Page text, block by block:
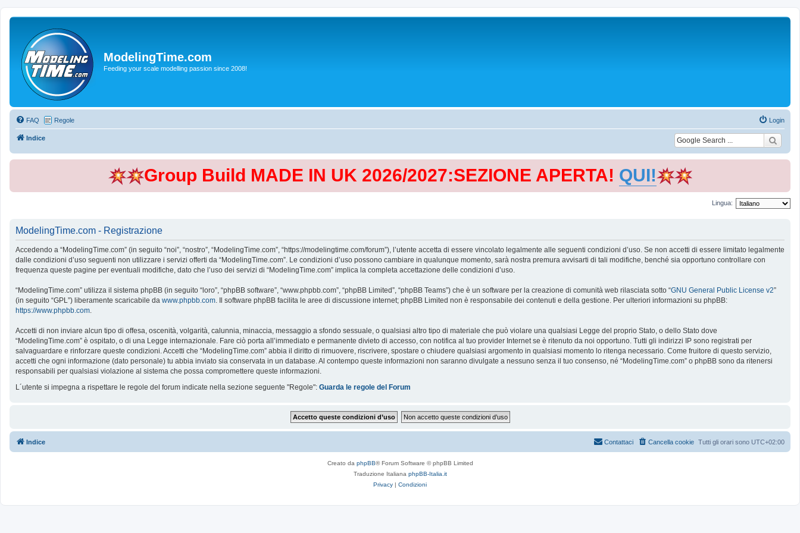
ModelingTime.com
Feeding your scale modelling passion since 2008!
FAQ Regole Login
Indice
Group Build MADE IN UK 2026/2027:SEZIONE APERTA! QUI!
Lingua:
ModelingTime.com - Registrazione
Accedendo a “ModelingTime.com” (in seguito “noi”, “nostro”, “ModelingTime.com”, “https://modelingtime.com/forum”), l’utente accetta di essere vincolato legalmente alle seguenti condizioni d’uso. Se non accetti di essere limitato legalmente
dalle condizioni d’uso seguenti non utilizzare i servizi offerti da “ModelingTime.com”. Le condizioni d’uso possono cambiare in qualunque momento, sarà nostra premura avvisarti di tali modifiche, benché sia opportuno controllare con
frequenza queste pagine per eventuali modifiche, dato che l’uso dei servizi di “ModelingTime.com” implica la completa accettazione delle condizioni d’uso.
“ModelingTime.com” utilizza il sistema phpBB (in seguito “loro”, “phpBB software”, “www.phpbb.com”, “phpBB Limited”, “phpBB Teams”) che è un software per la creazione di comunità web rilasciata sotto “GNU General Public License v2”
(in seguito “GPL”) liberamente scaricabile da www.phpbb.com . Il software phpBB facilita le aree di discussione internet; phpBB Limited non è responsabile dei contenuti e della gestione. Per ulteriori informazioni su phpBB:
https://www.phpbb.com
Accetti di non inviare alcun tipo di offesa, oscenità, volgarità, calunnia, minaccia, messaggio a sfondo sessuale, o qualsiasi altro tipo di materiale che può violare una qualsiasi Legge del proprio Stato, o dello Stato dove
“ModelingTime.com” è ospitato, o di una Legge internazionale. Fare ciò porta all’immediato e permanente divieto di accesso, con notifica al tuo provider Internet se è ritenuto da noi opportuno. Tutti gli indirizzi IP sono registrati per
salvaguardare e rinforzare queste condizioni. Accetti che “ModelingTime.com” abbia il diritto di rimuovere, riscrivere, spostare o chiudere qualsiasi argomento in qualsiasi momento lo ritenga necessario. Come fruitore di questo servizio,
accetti che ogni informazione (dato personale) tu abbia inviato sia conservata in un database. Al contempo queste informazioni non saranno divulgate a nessuno senza il tuo consenso, né “ModelingTime.com” o phpBB sono da ritenersi
responsabili per qualsiasi violazione al sistema che possa compromettere queste informazioni.
L´utente si impegna a rispettare le regole del forum indicate nella sezione seguente "Regole": Guarda le regole del Forum
Indice Tutti gli orari sono UTC+02:00
Cancella cookie
Contattaci
Creato da phpBB® Forum Software © phpBB Limited
Traduzione Italiana phpBB-Italia.it
Privacy | Condizioni